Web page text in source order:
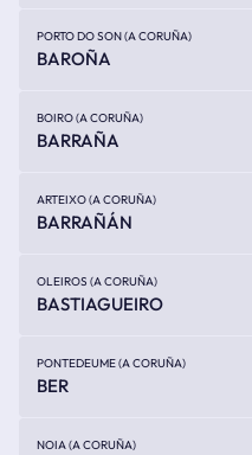
PORTO DO SON (A CORUÑA)
BAROÑA
BOIRO (A CORUÑA)
BARRAÑA
ARTEIXO (A CORUÑA)
BARRAÑÁN
OLEIROS (A CORUÑA)
BASTIAGUEIRO
PONTEDEUME (A CORUÑA)
BER
NOIA (A CORUÑA)